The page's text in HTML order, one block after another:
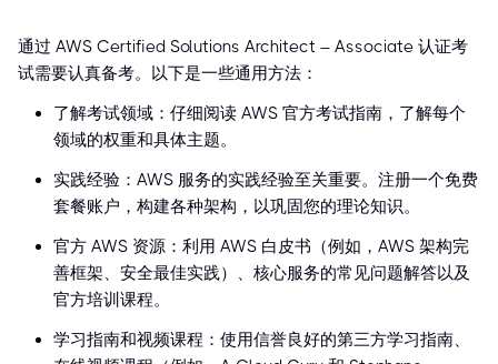
通过 AWS Certified Solutions Architect – Associate 认证考
试需要认真备考。以下是一些通用方法：
了解考试领域：仔细阅读 AWS 官方考试指南，了解每个
领域的权重和具体主题。
实践经验：AWS 服务的实践经验至关重要。注册一个免费
套餐账户，构建各种架构，以巩固您的理论知识。
官方 AWS 资源：利用 AWS 白皮书（例如，AWS 架构完
善框架、安全最佳实践）、核心服务的常见问题解答以及
官方培训课程。
学习指南和视频课程：使用信誉良好的第三方学习指南、